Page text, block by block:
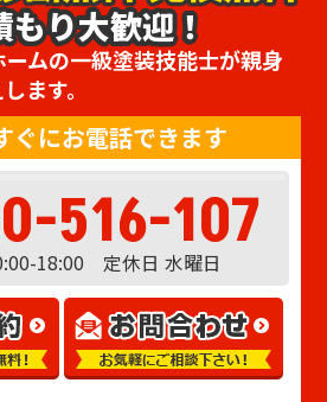
もり大歓迎！
ムの一級塗装技能士が親身
ます。
ぐにお電話できます
516-107
18:00 定休日 水曜日